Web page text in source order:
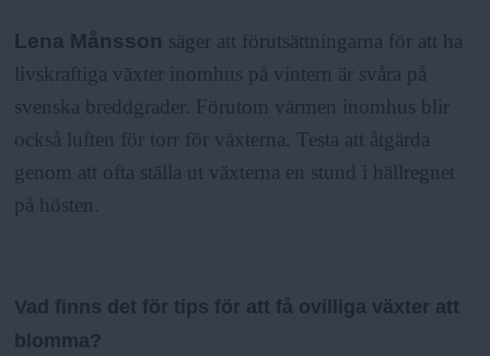
Lena Månsson säger att förutsättningarna för att ha
livskraftiga växter inomhus på vintern är svåra på
svenska breddgrader. Förutom värmen inomhus blir
också luften för torr för växterna. Testa att åtgärda
genom att ofta ställa ut växterna en stund i hällregnet
på hösten.
Vad finns det för tips för att få ovilliga växter att
blomma?